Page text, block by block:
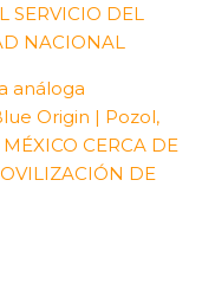
SERVICIO DEL
NACIONAL
análoga
Origin | Pozol,
MÉXICO CERCA DE
DE